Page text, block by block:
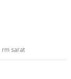
rm sarat